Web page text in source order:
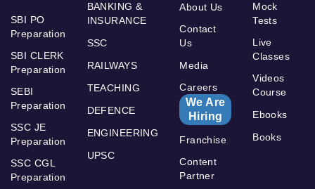
SBI PO
Preparation
SBI CLERK
Preparation
SEBI
Preparation
SSC JE
Preparation
SSC CGL
Preparation
BANKING &
INSURANCE
SSC
RAILWAYS
TEACHING
DEFENCE
ENGINEERING
UPSC
About Us
Contact
Us
Media
Careers
We Are
Hiring
Franchise
Content
Partner
Mock
Tests
Live
Classes
Videos
Course
Ebooks
Books